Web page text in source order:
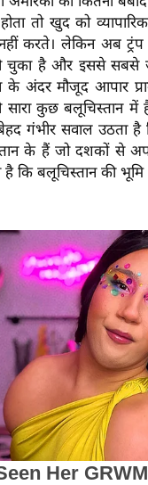
तो खुद को व्यापारिक
नहीं करते। लेकिन अब
चुका है और इससे सबसे
के अंदर मौजूद आपार
सारा कुछ बलूचिस्तान
गंभीर सवाल उठता
के हैं जो दशकों से
कि बलूचिस्तान की भूमि